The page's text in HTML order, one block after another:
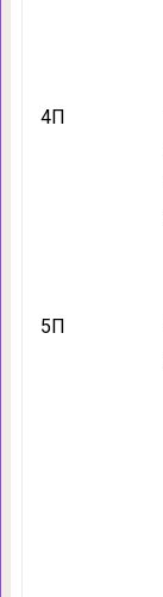
4П
5П